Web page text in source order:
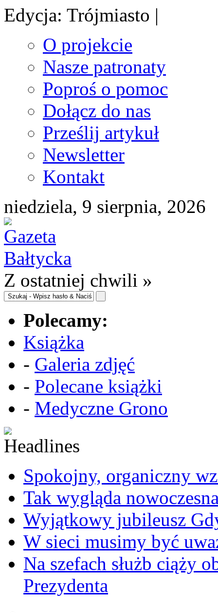
Edycja: Trójmiasto |
O projekcie
Nasze patronaty
Poproś o pomoc
Dołącz do nas
Prześlij artykuł
Newsletter
Kontakt
niedziela, 9 sierpnia, 2026
Z ostatniej chwili »
Polecamy:
Książka
- Galeria zdjęć
- Polecane książki
- Medyczne Grono
Spokojny, organiczny
Tak wygląda
Wyjątkowy jubileusz
W sieci musimy być
Na szefach służb ciąży
Prezydenta